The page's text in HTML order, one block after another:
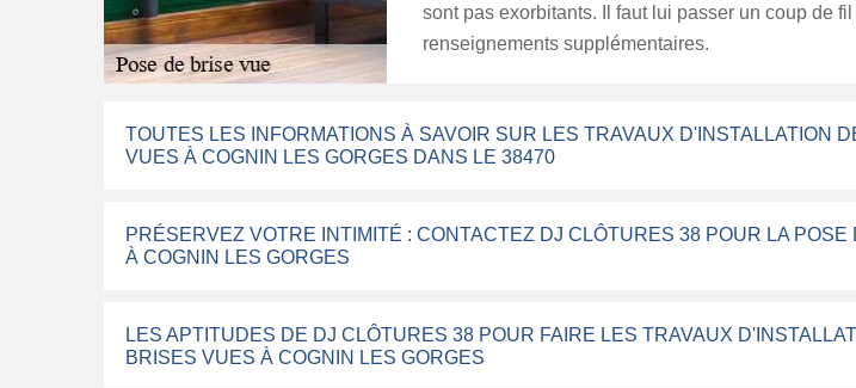
sont pas exorbitants. Il faut lui passer un coup de
renseignements supplémentaires.
TOUTES LES INFORMATIONS À SAVOIR SUR LES TRAVAUX D'INSTALLATION
VUES À COGNIN LES GORGES DANS LE 38470
PRÉSERVEZ VOTRE INTIMITÉ : CONTACTEZ DJ CLÔTURES 38 POUR LA POSE
À COGNIN LES GORGES
LES APTITUDES DE DJ CLÔTURES 38 POUR FAIRE LES TRAVAUX
BRISES VUES À COGNIN LES GORGES